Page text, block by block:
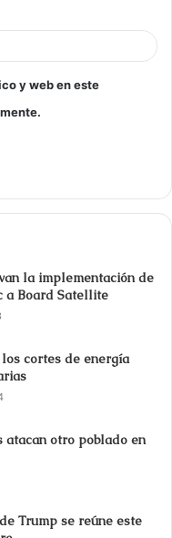
y web en este
la implementación de
a Board Satellite
cortes de energía
atacan otro poblado en
Trump se reúne este